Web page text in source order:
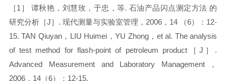
［1］ 谭秋艳，刘慧玫，于忠，等. 石油产品闪点测定方法 的
研究分析［J］. 现代测量与实验室管理，2006，14 （6）：12-
15. TAN Qiuyan，LIU Huimei，YU Zhong，et al. The analysis
of test method for flash-point of petroleum product［J］.
Advanced Measurement and Laboratory Management，
2006，14（6）：12-15.